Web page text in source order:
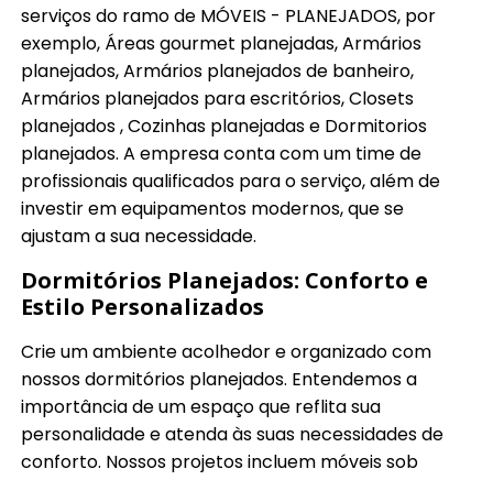
serviços do ramo de MÓVEIS - PLANEJADOS, por
exemplo, Áreas gourmet planejadas, Armários
planejados, Armários planejados de banheiro,
Armários planejados para escritórios, Closets
planejados , Cozinhas planejadas e Dormitorios
planejados. A empresa conta com um time de
profissionais qualificados para o serviço, além de
investir em equipamentos modernos, que se
ajustam a sua necessidade.
Dormitórios Planejados: Conforto e
Estilo Personalizados
Crie um ambiente acolhedor e organizado com
nossos dormitórios planejados. Entendemos a
importância de um espaço que reflita sua
personalidade e atenda às suas necessidades de
conforto. Nossos projetos incluem móveis sob